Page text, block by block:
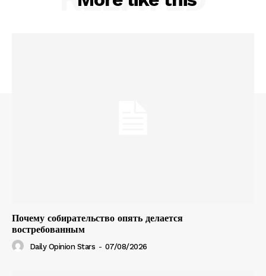
Почему собирательство опять делается
востребованным
Daily Opinion Stars - 07/08/2026